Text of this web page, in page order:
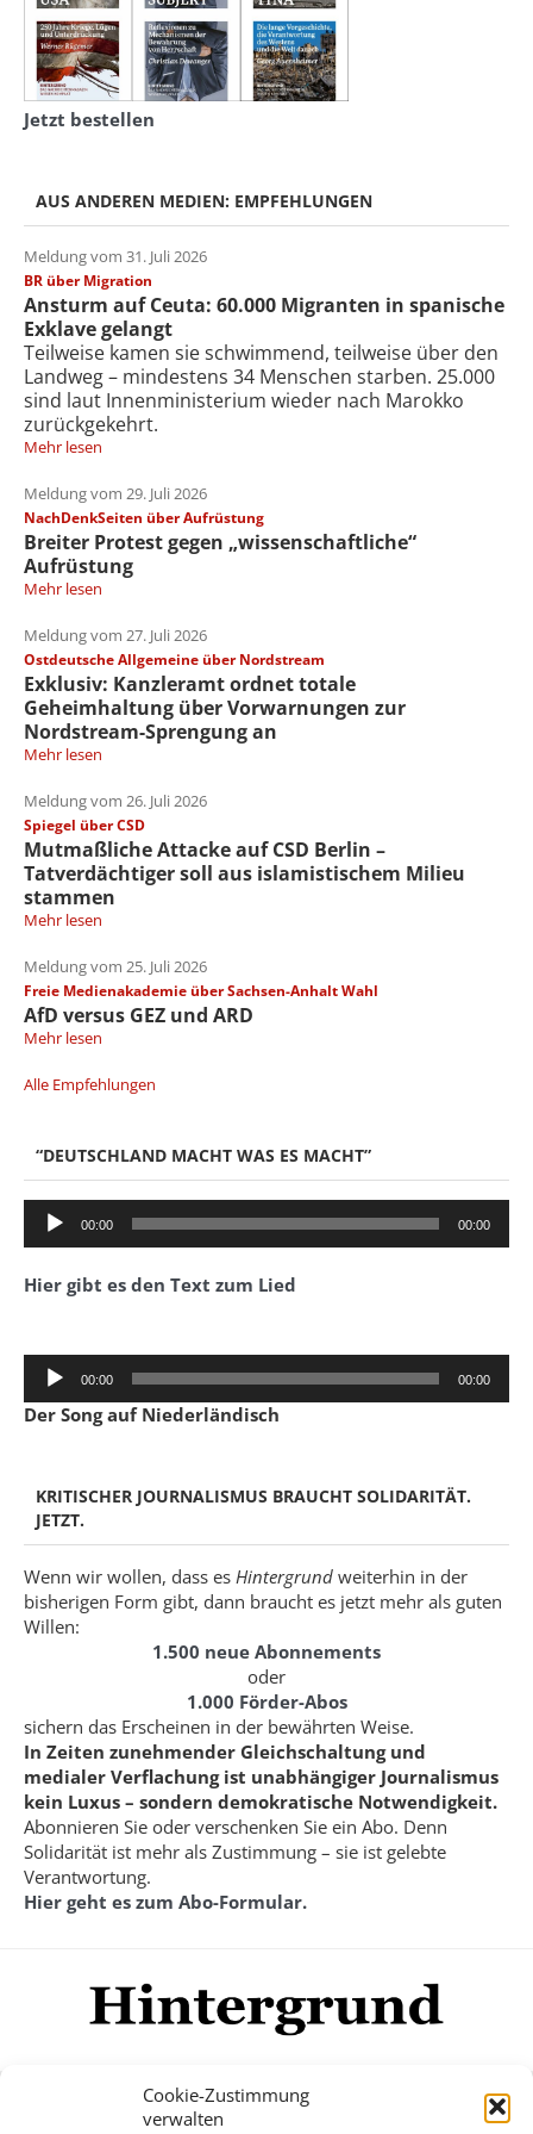
Cookie-Zustimmung
verwalten
Jetzt bestellen
AUS ANDEREN MEDIEN: EMPFEHLUNGEN
Meldung vom 31. Juli 2026
BR über Migration
Ansturm auf Ceuta: 60.000 Migranten in spanische
Exklave gelangt
Teilweise kamen sie schwimmend, teilweise über den
Landweg – mindestens 34 Menschen starben. 25.000
sind laut Innenministerium wieder nach Marokko
zurückgekehrt.
Mehr lesen
Meldung vom 29. Juli 2026
NachDenkSeiten über Aufrüstung
Breiter Protest gegen „wissenschaftliche“
Aufrüstung
Mehr lesen
Meldung vom 27. Juli 2026
Ostdeutsche Allgemeine über Nordstream
Exklusiv: Kanzleramt ordnet totale
Geheimhaltung über Vorwarnungen zur
Nordstream-Sprengung an
Mehr lesen
Meldung vom 26. Juli 2026
Spiegel über CSD
Mutmaßliche Attacke auf CSD Berlin –
Tatverdächtiger soll aus islamistischem Milieu
stammen
Mehr lesen
Meldung vom 25. Juli 2026
Freie Medienakademie über Sachsen-Anhalt Wahl
AfD versus GEZ und ARD
Mehr lesen
Alle Empfehlungen
“DEUTSCHLAND MACHT WAS ES MACHT”
Audio-
Player
00:00 00:00
Hier gibt es den Text zum Lied
Audio-
Player
00:00 00:00
Der Song auf Niederländisch
KRITISCHER JOURNALISMUS BRAUCHT SOLIDARITÄT.
JETZT.
Wenn wir wollen, dass es Hintergrund weiterhin in der
bisherigen Form gibt, dann braucht es jetzt mehr als guten
Willen:
1.500 neue Abonnements
oder
1.000 Förder-Abos
sichern das Erscheinen in der bewährten Weise.
In Zeiten zunehmender Gleichschaltung und
medialer Verflachung ist unabhängiger Journalismus
kein Luxus – sondern demokratische Notwendigkeit.
Abonnieren Sie oder verschenken Sie ein Abo. Denn
Solidarität ist mehr als Zustimmung – sie ist gelebte
Verantwortung.
Hier geht es zum Abo-Formular.